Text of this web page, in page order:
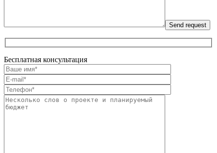
Бесплатная консультация